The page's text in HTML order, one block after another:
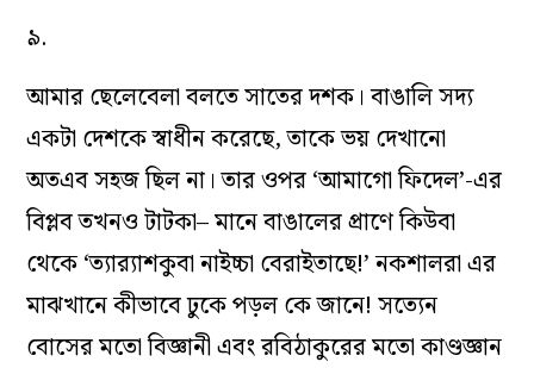
৯.
আমার ছেলেবেলা বলতে সাতের দশক। বাঙালি সদ্য
একটা দেশকে স্বাধীন করেছে, তাকে ভয় দেখানো
অতএব সহজ ছিল না। তার ওপর ‘আমাগো ফিদেল’-এর
বিপ্লব তখনও টাটকা– মানে বাঙালের প্রাণে কিউবা
থেকে ‘ত্যার‍্যাশকুবা নাইচ্চা বেরাইতাছে!’ নকশালরা এর
মাঝখানে কীভাবে ঢুকে পড়ল কে জানে! সত্যেন
বোসের মতো বিজ্ঞানী এবং রবিঠাকুরের মতো কাণ্ডজ্ঞান